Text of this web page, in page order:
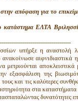
απόφαση για το
ΕΛΤΑ
υπήρξε η αναστολή
εξασφάλιση της
και τις καλύτερες
στα
δυνατότητες